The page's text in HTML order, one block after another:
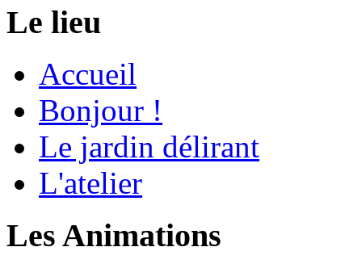
Le lieu
Accueil
Bonjour !
Le jardin délirant
L'atelier
Les Animations